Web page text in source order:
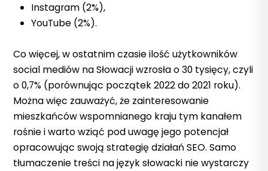
Instagram (2%),
YouTube (2%).
Co więcej, w ostatnim czasie ilość użytkowników
social mediów na Słowacji wzrosła o 30 tysięcy, czyli
o 0,7% (porównując początek 2022 do 2021 roku).
Można więc zauważyć, że zainteresowanie
mieszkańców wspomnianego kraju tym kanałem
rośnie i warto wziąć pod uwagę jego potencjał
opracowując swoją strategię działań SEO.Samo
tłumaczenie treści na język słowacki nie wystarczy